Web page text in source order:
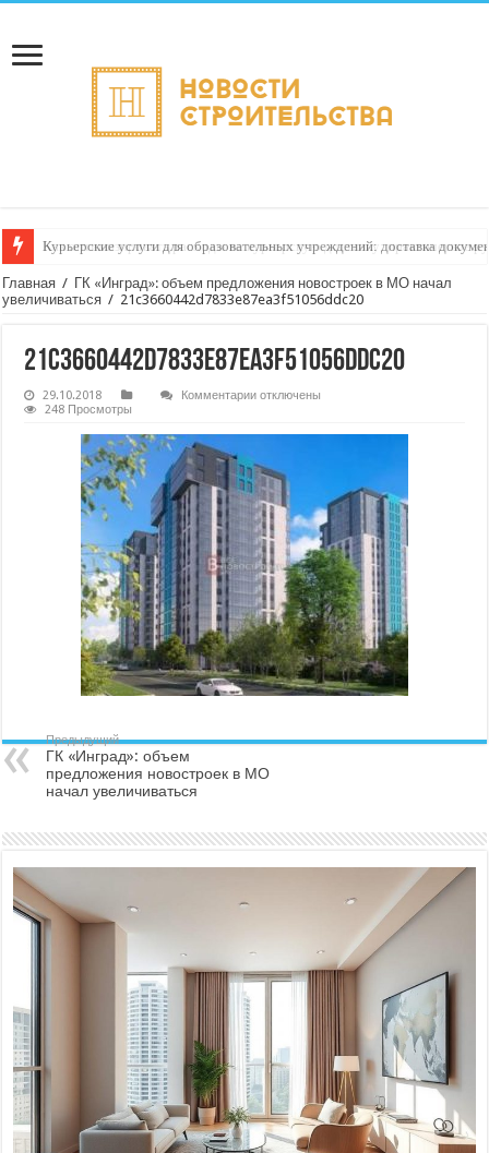
Курьерские услуги для образовательных учреждений: доставка
Как оптимизировать расходы на курьерскую доставку: практическое
Главная / ГК «Инград»: объем предложения новостроек в МО начал
увеличиваться / 21c3660442d7833e87ea3f51056ddc20
21c3660442d7833e87ea3f51056ddc20
29.10.2018 Комментариикотключены
248 Просмотры
Предыдущий
ГК «Инград»: объем
предложения новостроек в МО
начал увеличиваться